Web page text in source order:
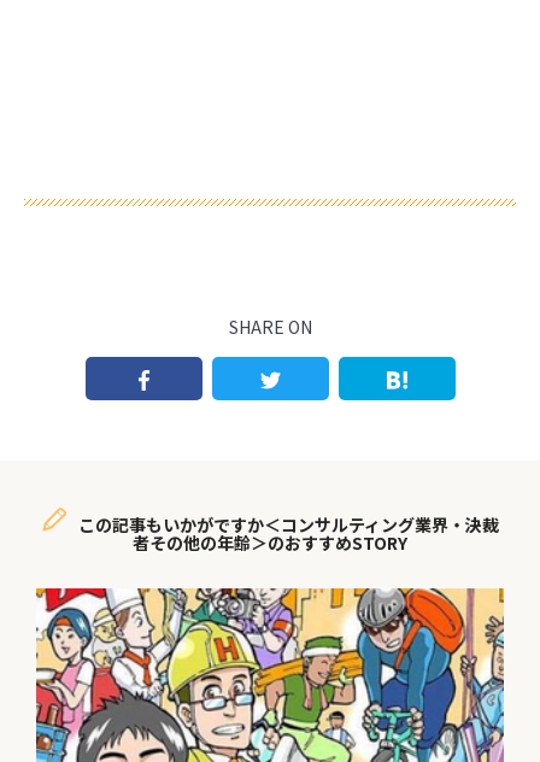
SHARE ON
この記事もいかがですか＜コンサルティング業界・決裁
者その他の年齢＞のおすすめSTORY